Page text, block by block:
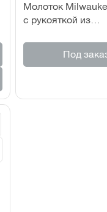
Молоток
с рукояткой из
Под